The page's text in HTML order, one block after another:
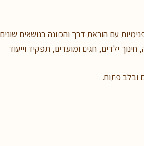
עם הוראת דרך והכוונה בנושאים שונים
ילדים, חגים ומועדים, תפקיד וייעוד
ובלב פתוח.